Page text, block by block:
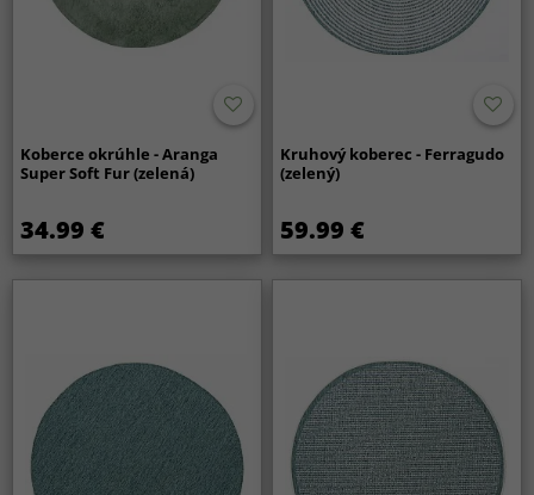
Koberce okrúhle - Aranga
Super Soft Fur (zelená)
34.99 €
Kruhový koberec - Ferragudo
(zelený)
59.99 €